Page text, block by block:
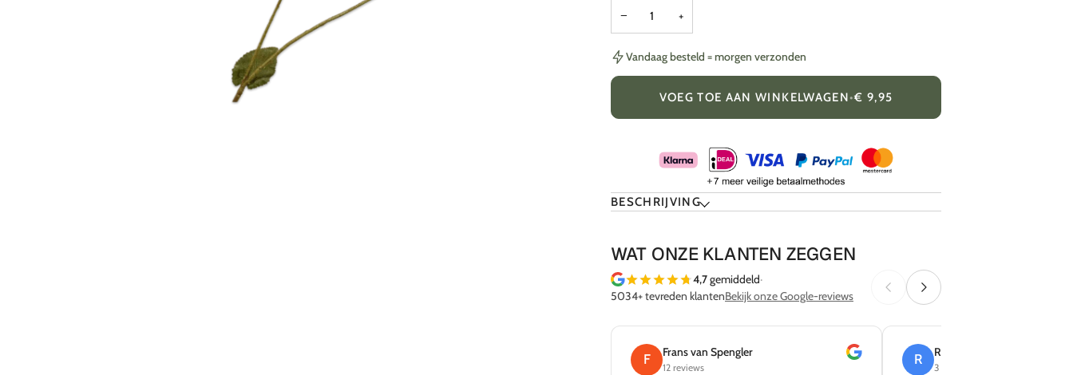
− +
Vandaag besteld = morgen verzonden
VOEG TOE AAN WINKELWAGEN•€ 9,95
BESCHRIJVING
WAT ONZE KLANTEN ZEGGEN
4,7gemiddeld·
5034+ tevreden klantenBekijk onze Google-reviews
F Frans van Spengler
12 reviews
R Rick de Koning
3 reviews